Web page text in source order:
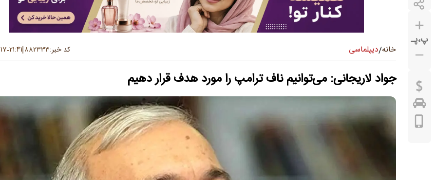
پ،پـ
خانه/دیپلماسی کد خبر:۸۸۲۳۳۳ ۲۱:۴۱-۱۷ تیر ۱۴۰۴
جواد لاریجانی: می‌توانیم ناف ترامپ را مورد هدف قرار دهیم